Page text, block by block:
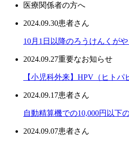
医療関係者の方へ
2024.09.30患者さん
10月1日以降のろうけんくが
2024.09.27重要なお知らせ
【小児科外来】HPV（ヒト
2024.09.17患者さん
自動精算機での10,000円以下
2024.09.07患者さん